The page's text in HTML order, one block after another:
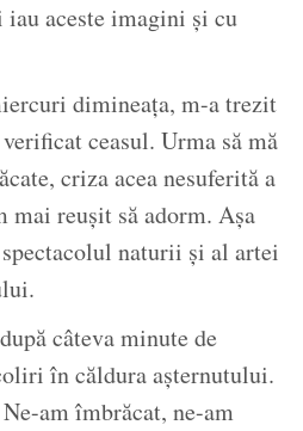
aceste imagini și cu
dimineața, m-a trezit
ceasul. Urma să mă
criza acea nesuferită a
mai reușit să adorm. Așa
naturii și al artei
câteva minute de
în căldura așternutului.
am îmbrăcat, ne-am